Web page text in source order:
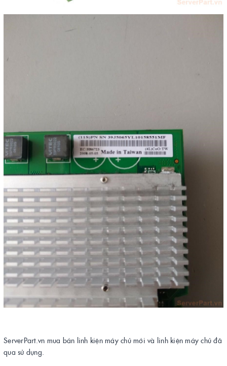
ServerPart.vn mua bán linh kiện máy chủ mới và linh kiện máy chủ đã
qua sử dụng.